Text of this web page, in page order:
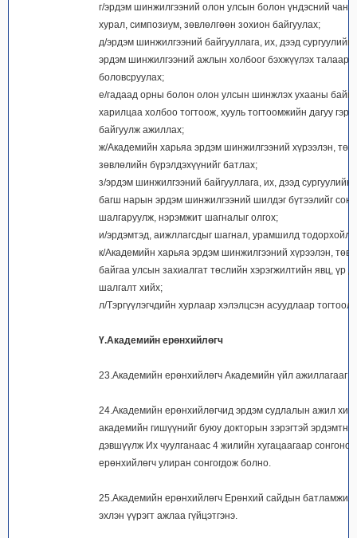
г/эрдэм шинжилгээний олон улсын болон үндэсний
хурал, симпозиум, зөвлөлгөөн зохион байгуулах;
д/эрдэм шинжилгээний байгууллага, их, дээд сургуулийн
эрдэм шинжилгээний ажлын холбоог бэхжүүлэх талаар
боловсруулах;
е/гадаад орны болон олон улсын шинжлэх ухааны
харилцаа холбоо тогтоож, хууль тогтоомжийн дагуу
байгуулж ажиллах;
ж/Академийн харьяа эрдэм шинжилгээний хүрээлэн,
зөвлөлийн бүрэлдэхүүнийг батлах;
з/эрдэм шинжилгээний байгууллага, их, дээд сургуулийн
багш нарын эрдэм шинжилгээний шилдэг бүтээлийг
шалгаруулж, нэрэмжит шагналыг олгох;
и/эрдэмтэд, аижллагсдыг шагнал, урамшилд
к/Академийн харьяа эрдэм шинжилгээний хүрээлэн,
байгаа улсын захиалгат төслийн хэрэгжилтийн явц, үр
шалгалт хийх;
л/Тэргүүлэгчдийн хурлаар хэлэлцсэн асуудлаар тогтоол
Ү.Академийн ерөнхийлөгч
23.Академийн ерөнхийлөгч Академийн үйл ажиллагааг
24.Академийн ерөнхийлөгчид эрдэм судлалын ажил
академийн гишүүнийг буюу докторын зэрэгтэй
дэвшүүлж Их чуулганаас 4 жилийн хугацаагаар
ерөнхийлөгч улиран сонгогдож болно.
25.Академийн ерөнхийлөгч Ерөнхий сайдын
эхлэн үүрэгт ажлаа гүйцэтгэнэ.